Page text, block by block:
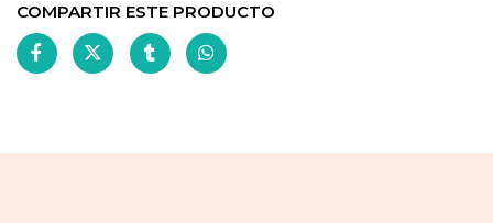
COMPARTIR ESTE PRODUCTO